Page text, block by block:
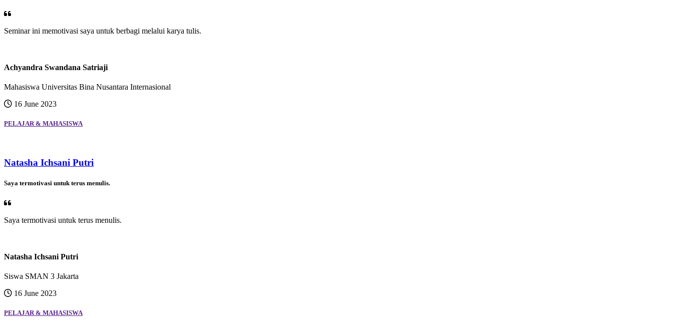
Seminar ini memotivasi saya untuk berbagi melalui karya tulis.
Achyandra Swandana Satriaji
Mahasiswa Universitas Bina Nusantara Internasional
16 June 2023
PELAJAR & MAHASISWA
Natasha Ichsani Putri
Saya termotivasi untuk terus menulis.
Saya termotivasi untuk terus menulis.
Natasha Ichsani Putri
Siswa SMAN 3 Jakarta
16 June 2023
PELAJAR & MAHASISWA